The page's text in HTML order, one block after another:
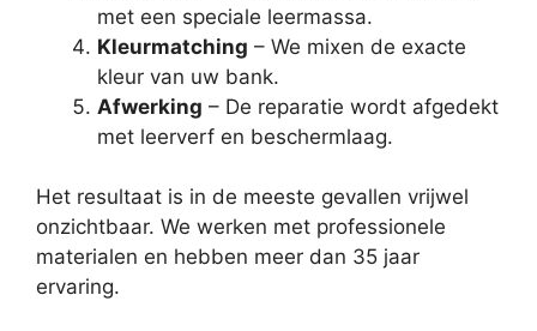
met een speciale leermassa.
Kleurmatching – We mixen de exacte
kleur van uw bank.
Afwerking – De reparatie wordt afgedekt
met leerverf en beschermlaag.
Het resultaat is in de meeste gevallen vrijwel
onzichtbaar. We werken met professionele
materialen en hebben meer dan 35 jaar
ervaring.